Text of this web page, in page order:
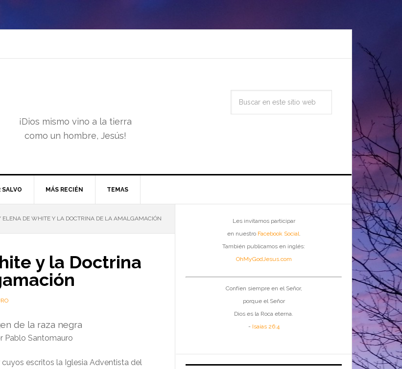
¡Dios mismo vino a la tierra
como un hombre, Jesús!
SALVO MÁS RECIÉN TEMAS
ELENA DE WHITE Y LA DOCTRINA DE LA AMALGAMACIÓN
y la Doctrina
de la raza negra
Pablo Santomauro
escritos la Iglesia Adventista del
Les invitamos participar
en nuestro Facebook Social.
También publicamos en inglés:
OhMyGodJesus.com
Confíen siempre en el Señor,
porque el Señor
Dios es la Roca eterna.
- Isaías 26:4